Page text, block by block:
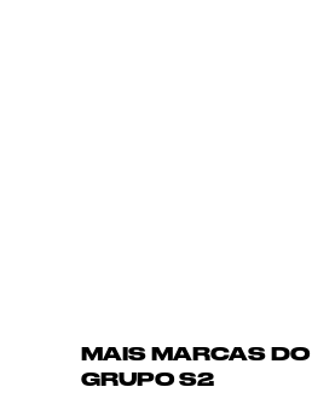
MAIS MARCAS DO
GRUPO S2